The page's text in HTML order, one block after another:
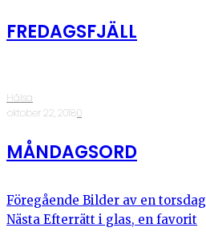
FREDAGSFJÄLL
Hälsa
·oktober 22, 2018·0
MÅNDAGSORD
Föregående Bilder av en torsdag
Nästa Efterrätt i glas, en favorit